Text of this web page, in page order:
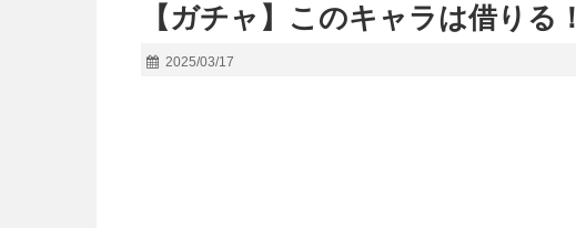
【ガチャ】このキャラは借りる！
2025/03/17